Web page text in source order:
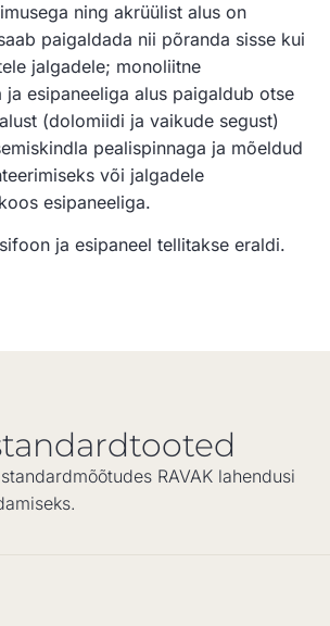
ning akrüülist alus on
paigaldada nii põranda sisse kui
jalgadele; monoliitne
ja esipaneeliga alus paigaldub otse
(dolomiidi ja vaikude segust)
pealispinnaga ja mõeldud
või jalgadele
esipaneeliga.
ja esipaneel tellitakse eraldi.
RAVAK lahendusi